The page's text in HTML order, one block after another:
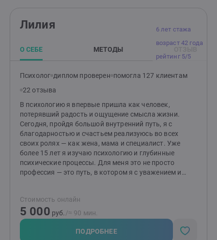
6 лет стажа
возраст 42 года
рейтинг 5/5
Лилия
О СЕБЕ МЕТОДЫ
Психолог диплом проверен помогла 127 клиентам
22 отзыва
В психологию я впервые пришла как человек,
потерявший радость и ощущение смысла жизни.
Сегодня, пройдя большой внутренний путь, я с
благодарностью и счастьем реализуюсь во всех
своих ролях — как жена, мама и специалист. Уже
более 15 лет я изучаю психологию и глубинные
психические процессы. Для меня это не просто
профессия — это путь, в котором я с уважением и
методы в поисках того, который действительно
работает. Сейчас я практикую в телесно-
ориентированном подходе. Он мягко воздействует на
нервную систему через телесные ощущения, что
Стоимость онлайн
5 000 руб. /≈ 90 мин.
ПОДРОБНЕЕ